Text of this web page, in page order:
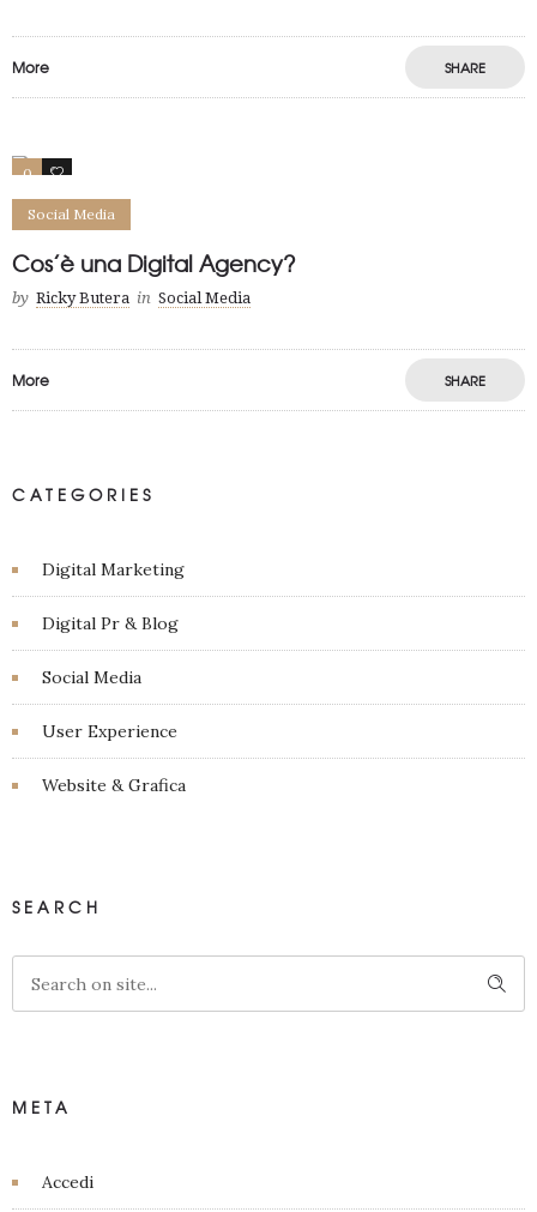
More SHARE
0 68
Social Media
Cos’è una Digital Agency?
by Ricky Butera in Social Media
More SHARE
CATEGORIES
Digital Marketing
Digital Pr & Blog
Social Media
User Experience
Website & Grafica
SEARCH
META
Accedi